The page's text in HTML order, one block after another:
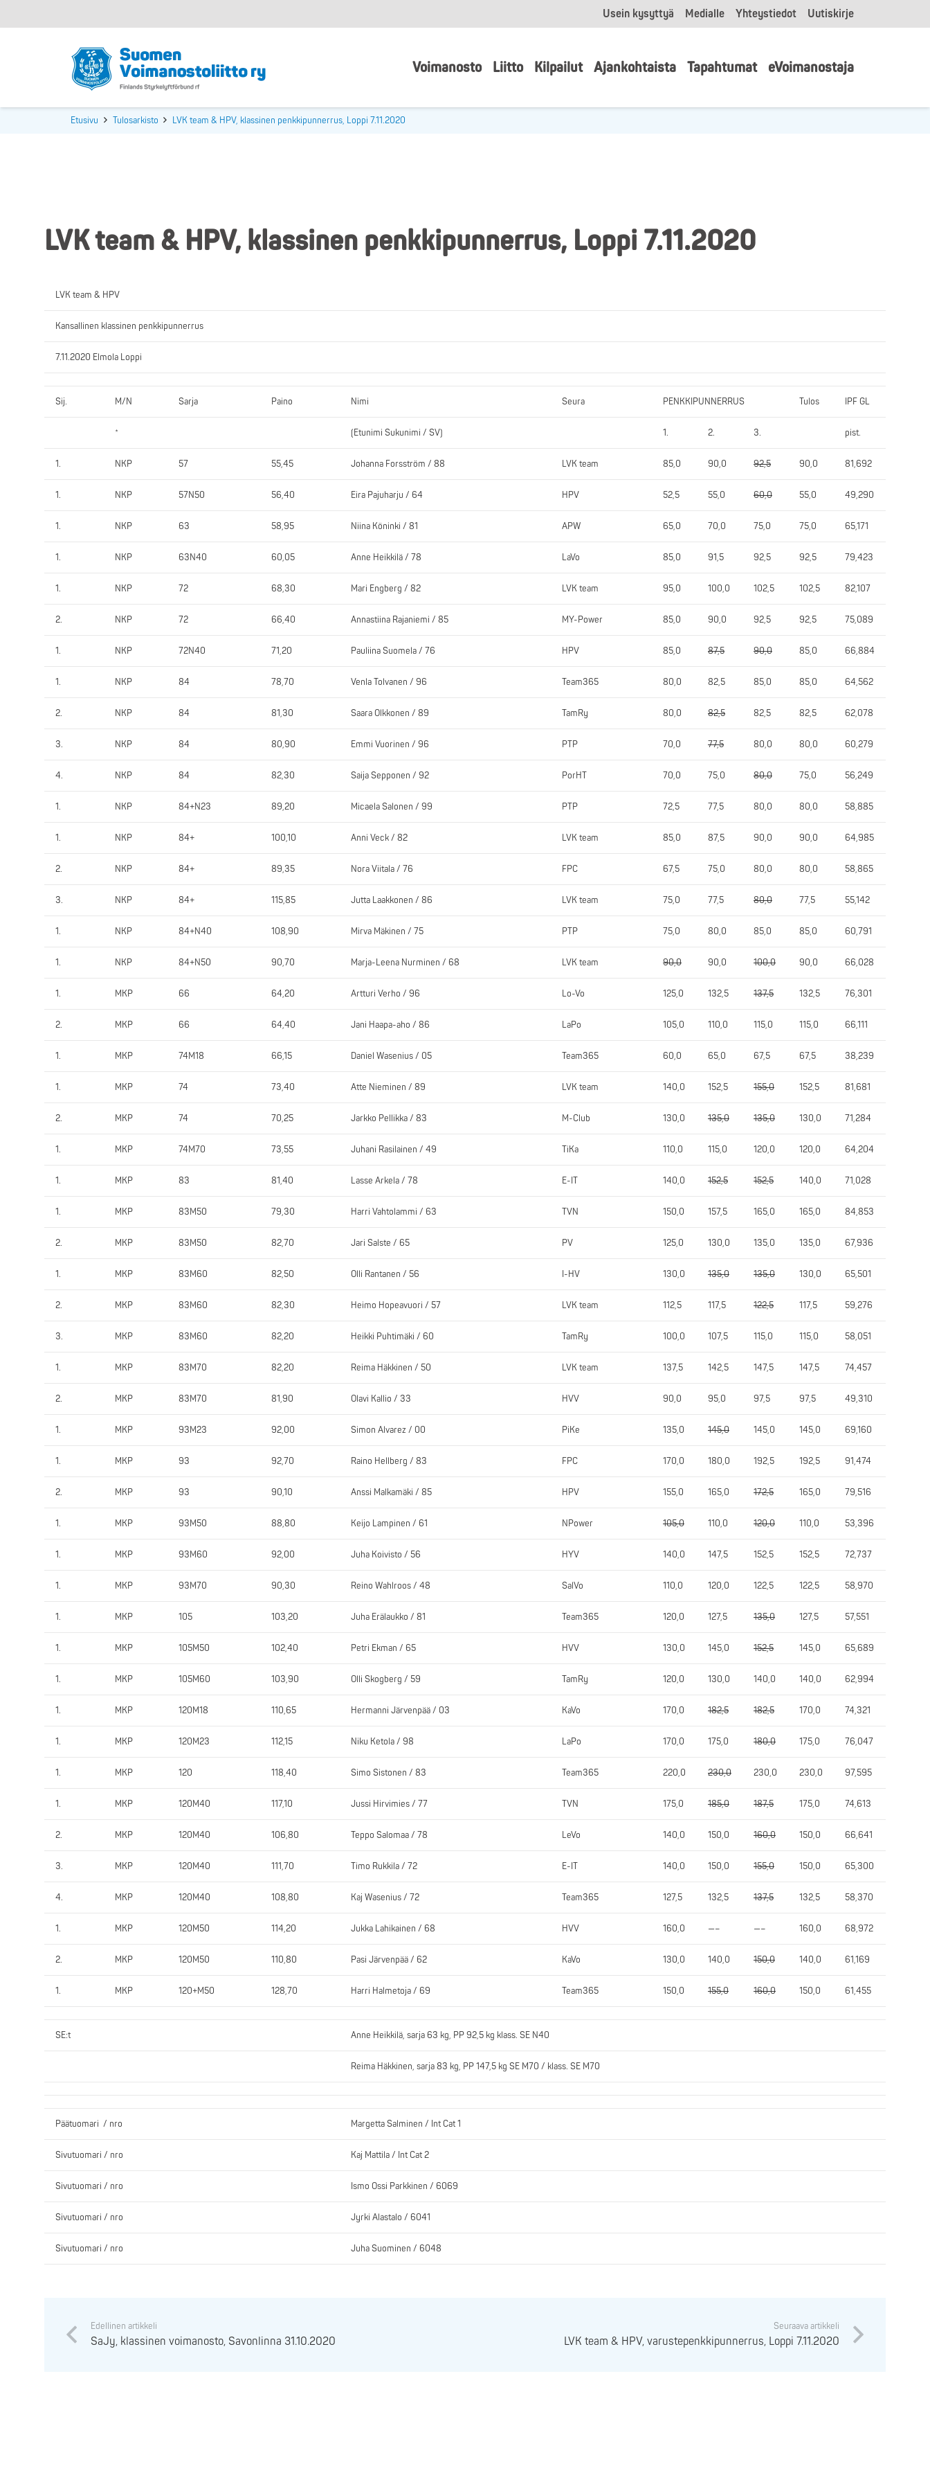
Usein kysyttyä Medialle Yhteystiedot Uutiskirje
Voimanosto Liitto Kilpailut Ajankohtaista Tapahtumat eVoimanostaja
Etusivu Tulosarkisto LVK team & HPV, klassinen penkkipunnerrus, Loppi 7.11.2020
LVK team & HPV, klassinen penkkipunnerrus, Loppi 7.11.2020
LVK team & HPV
Kansallinen klassinen penkkipunnerrus
7.11.2020 Elmola Loppi
Sij. M/N Sarja Paino Nimi Seura PENKKIPUNNERRUS Tulos IPF GL
* (Etunimi Sukunimi / SV) 1. 2. 3. pist.
1. NKP 57 55,45 Johanna Forsström / 88 LVK team 85,0 90,0 92,5 90,0 81,692
1. NKP 57N50 56,40 Eira Pajuharju / 64 HPV 52,5 55,0 60,0 55,0 49,290
1. NKP 63 58,95 Niina Köninki / 81 APW 65,0 70,0 75,0 75,0 65,171
1. NKP 63N40 60,05 Anne Heikkilä / 78 LaVo 85,0 91,5 92,5 92,5 79,423
1. NKP 72 68,30 Mari Engberg / 82 LVK team 95,0 100,0 102,5 102,5 82,107
2. NKP 72 66,40 Annastiina Rajaniemi / 85 MY-Power 85,0 90,0 92,5 92,5 75,089
1. NKP 72N40 71,20 Pauliina Suomela / 76 HPV 85,0 87,5 90,0 85,0 66,884
1. NKP 84 78,70 Venla Tolvanen / 96 Team365 80,0 82,5 85,0 85,0 64,562
2. NKP 84 81,30 Saara Olkkonen / 89 TamRy 80,0 82,5 82,5 82,5 62,078
3. NKP 84 80,90 Emmi Vuorinen / 96 PTP 70,0 77,5 80,0 80,0 60,279
4. NKP 84 82,30 Saija Sepponen / 92 PorHT 70,0 75,0 80,0 75,0 56,249
1. NKP 84+N23 89,20 Micaela Salonen / 99 PTP 72,5 77,5 80,0 80,0 58,885
1. NKP 84+ 100,10 Anni Veck / 82 LVK team 85,0 87,5 90,0 90,0 64,985
2. NKP 84+ 89,35 Nora Viitala / 76 FPC 67,5 75,0 80,0 80,0 58,865
3. NKP 84+ 115,85 Jutta Laakkonen / 86 LVK team 75,0 77,5 80,0 77,5 55,142
1. NKP 84+N40 108,90 Mirva Mäkinen / 75 PTP 75,0 80,0 85,0 85,0 60,791
1. NKP 84+N50 90,70 Marja-Leena Nurminen / 68 LVK team 90,0 90,0 100,0 90,0 66,028
1. MKP 66 64,20 Artturi Verho / 96 Lo-Vo 125,0 132,5 137,5 132,5 76,301
2. MKP 66 64,40 Jani Haapa-aho / 86 LaPo 105,0 110,0 115,0 115,0 66,111
1. MKP 74M18 66,15 Daniel Wasenius / 05 Team365 60,0 65,0 67,5 67,5 38,239
1. MKP 74 73,40 Atte Nieminen / 89 LVK team 140,0 152,5 155,0 152,5 81,681
2. MKP 74 70,25 Jarkko Pellikka / 83 M-Club 130,0 135,0 135,0 130,0 71,284
1. MKP 74M70 73,55 Juhani Rasilainen / 49 TiKa 110,0 115,0 120,0 120,0 64,204
1. MKP 83 81,40 Lasse Arkela / 78 E-IT 140,0 152,5 152,5 140,0 71,028
1. MKP 83M50 79,30 Harri Vahtolammi / 63 TVN 150,0 157,5 165,0 165,0 84,853
2. MKP 83M50 82,70 Jari Salste / 65 PV 125,0 130,0 135,0 135,0 67,936
1. MKP 83M60 82,50 Olli Rantanen / 56 I-HV 130,0 135,0 135,0 130,0 65,501
2. MKP 83M60 82,30 Heimo Hopeavuori / 57 LVK team 112,5 117,5 122,5 117,5 59,276
3. MKP 83M60 82,20 Heikki Puhtimäki / 60 TamRy 100,0 107,5 115,0 115,0 58,051
1. MKP 83M70 82,20 Reima Häkkinen / 50 LVK team 137,5 142,5 147,5 147,5 74,457
2. MKP 83M70 81,90 Olavi Kallio / 33 HVV 90,0 95,0 97,5 97,5 49,310
1. MKP 93M23 92,00 Simon Alvarez / 00 PiKe 135,0 145,0 145,0 145,0 69,160
1. MKP 93 92,70 Raino Hellberg / 83 FPC 170,0 180,0 192,5 192,5 91,474
2. MKP 93 90,10 Anssi Malkamäki / 85 HPV 155,0 165,0 172,5 165,0 79,516
1. MKP 93M50 88,80 Keijo Lampinen / 61 NPower 105,0 110,0 120,0 110,0 53,396
1. MKP 93M60 92,00 Juha Koivisto / 56 HYV 140,0 147,5 152,5 152,5 72,737
1. MKP 93M70 90,30 Reino Wahlroos / 48 SalVo 110,0 120,0 122,5 122,5 58,970
1. MKP 105 103,20 Juha Erälaukko / 81 Team365 120,0 127,5 135,0 127,5 57,551
1. MKP 105M50 102,40 Petri Ekman / 65 HVV 130,0 145,0 152,5 145,0 65,689
1. MKP 105M60 103,90 Olli Skogberg / 59 TamRy 120,0 130,0 140,0 140,0 62,994
1. MKP 120M18 110,65 Hermanni Järvenpää / 03 KaVo 170,0 182,5 182,5 170,0 74,321
1. MKP 120M23 112,15 Niku Ketola / 98 LaPo 170,0 175,0 180,0 175,0 76,047
1. MKP 120 118,40 Simo Sistonen / 83 Team365 220,0 230,0 230,0 230,0 97,595
1. MKP 120M40 117,10 Jussi Hirvimies / 77 TVN 175,0 185,0 187,5 175,0 74,613
2. MKP 120M40 106,80 Teppo Salomaa / 78 LeVo 140,0 150,0 160,0 150,0 66,641
3. MKP 120M40 111,70 Timo Rukkila / 72 E-IT 140,0 150,0 155,0 150,0 65,300
4. MKP 120M40 108,80 Kaj Wasenius / 72 Team365 127,5 132,5 137,5 132,5 58,370
1. MKP 120M50 114,20 Jukka Lahikainen / 68 HVV 160,0 —– —– 160,0 68,972
2. MKP 120M50 110,80 Pasi Järvenpää / 62 KaVo 130,0 140,0 150,0 140,0 61,169
1. MKP 120+M50 128,70 Harri Halmetoja / 69 Team365 150,0 155,0 160,0 150,0 61,455
SE:t Anne Heikkilä, sarja 63 kg, PP 92,5 kg klass. SE N40
Reima Häkkinen, sarja 83 kg, PP 147,5 kg SE M70 / klass. SE M70
Päätuomari / nro Margetta Salminen / Int Cat 1
Sivutuomari / nro Kaj Mattila / Int Cat 2
Sivutuomari / nro Ismo Ossi Parkkinen / 6069
Sivutuomari / nro Jyrki Alastalo / 6041
Sivutuomari / nro Juha Suominen / 6048
Edellinen artikkeli
SaJy, klassinen voimanosto, Savonlinna 31.10.2020
Seuraava artikkeli
LVK team & HPV, varustepenkkipunnerrus, Loppi 7.11.2020